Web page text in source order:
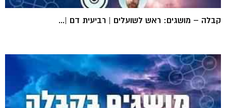
קבלה – מושגים: ראש לשועלים | רביעית דם |...